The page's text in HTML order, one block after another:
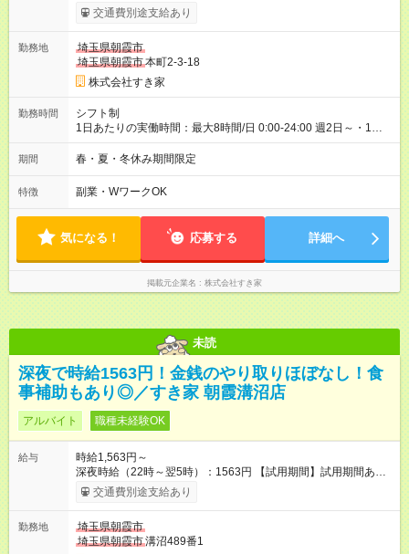
1563円 高校生時給：1150円 【特別手当】早朝手当（5：00-9：
00）時給+150円 【試用期間】試用期間あり 試用期間の長さ：1
30日（※条件変更なし）ですが、切り上げで一ヶ月とさせてい
ただきます。 研修制度あり：15時間(研修中も同時給）
交通費別途支給あり
勤務地
埼玉県朝霞市
埼玉県朝霞市本町2-3-18
株式会社すき家
勤務時間
シフト制
1日あたりの実働時間：最大8時間/日 0:00-24:00 週2日～・1日
2h～OK ＜シフト例＞ 〇朝帯 5:00-9:00 〇昼帯 9:00-14:00 〇午
後帯 14:00-18:00 〇夜帯 18:00-22:00 〇深夜帯 22:00-翌5:00 基
ます♪
期間 春・夏・冬休み期間限定
特徴 副業・WワークOK
気になる！ 応募する 詳細へ
掲載元企業名 株式会社すき家
未読
深夜で時給1563円！金銭のやり取りほぼなし！食
事補助もあり◎／すき家 朝霞溝沼店
アルバイト 職種未経験OK
給与
時給1,563円～
深夜時給（22時～翌5時）：1563円 【試用期間】試用期間あり
試用期間の長さ：1ヶ月 雇用形態、給与は本採用時と同じです。
試用期間の実態は30日（※条件変更なし）ですが、切り上げで
同時給）
交通費別途支給あり
勤務地
埼玉県朝霞市
埼玉県朝霞市溝沼489番1